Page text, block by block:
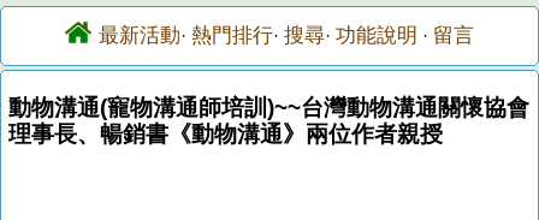
最新活動· 熱門排行· 搜尋· 功能說明 · 留言
動物溝通(寵物溝通師培訓)~~台灣動物溝通關懷協會
理事長、暢銷書《動物溝通》兩位作者親授